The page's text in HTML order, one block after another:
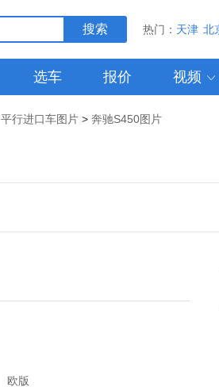
搜索 热门： 天津 北
选车 报价 视频 
平行进口车图片 > 奔驰S450图片
欧版